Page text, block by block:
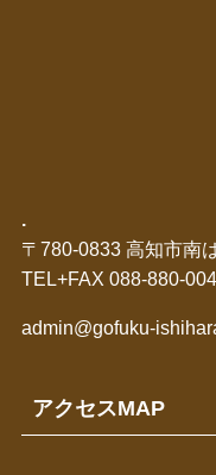
.
〒780-0833 高知市南
TEL+FAX 088-880-
admin@gofuku-
アクセスMAP